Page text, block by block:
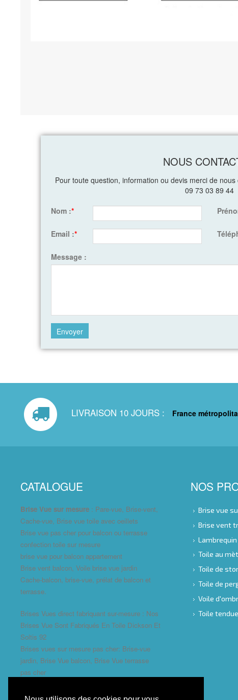
NOUS
Pour toute question, information ou devis merci de
09 73 03 89 44
Nom :*
Email :*
Message :
LIVRAISON 10 JOURS : France
CATALOGUE
Brise Vue sur mesure : Pare-vue, Brise-vent,
Cache-vue, Brise vue toile avec oeillets
Brise vue pas cher pour balcon ou terrasse
confection toile sur mesure
brise vue pour balcon appartement
Brise vent balcon, Voile brise vue jardin
Cache-balcon, brise-vue, prélat de balcon et
terrasse.
Brises Vues direct fabriquant sur-mesure : Nos
Brises Vue Sont Fabriqués En Toile Dickson Et
Soltis 92
Brises vues sur mesure pas cher: Brise-vue
jardin, Brise Vue balcon, Brise Vue terrasse
pas cher
NOS
Brise vue
Brise vent
Lambrequin
Toile au
Toile de
Toile de
Voile
Toile